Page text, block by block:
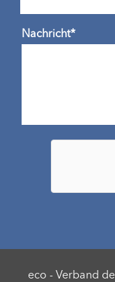
Nachricht*
eco - Verband